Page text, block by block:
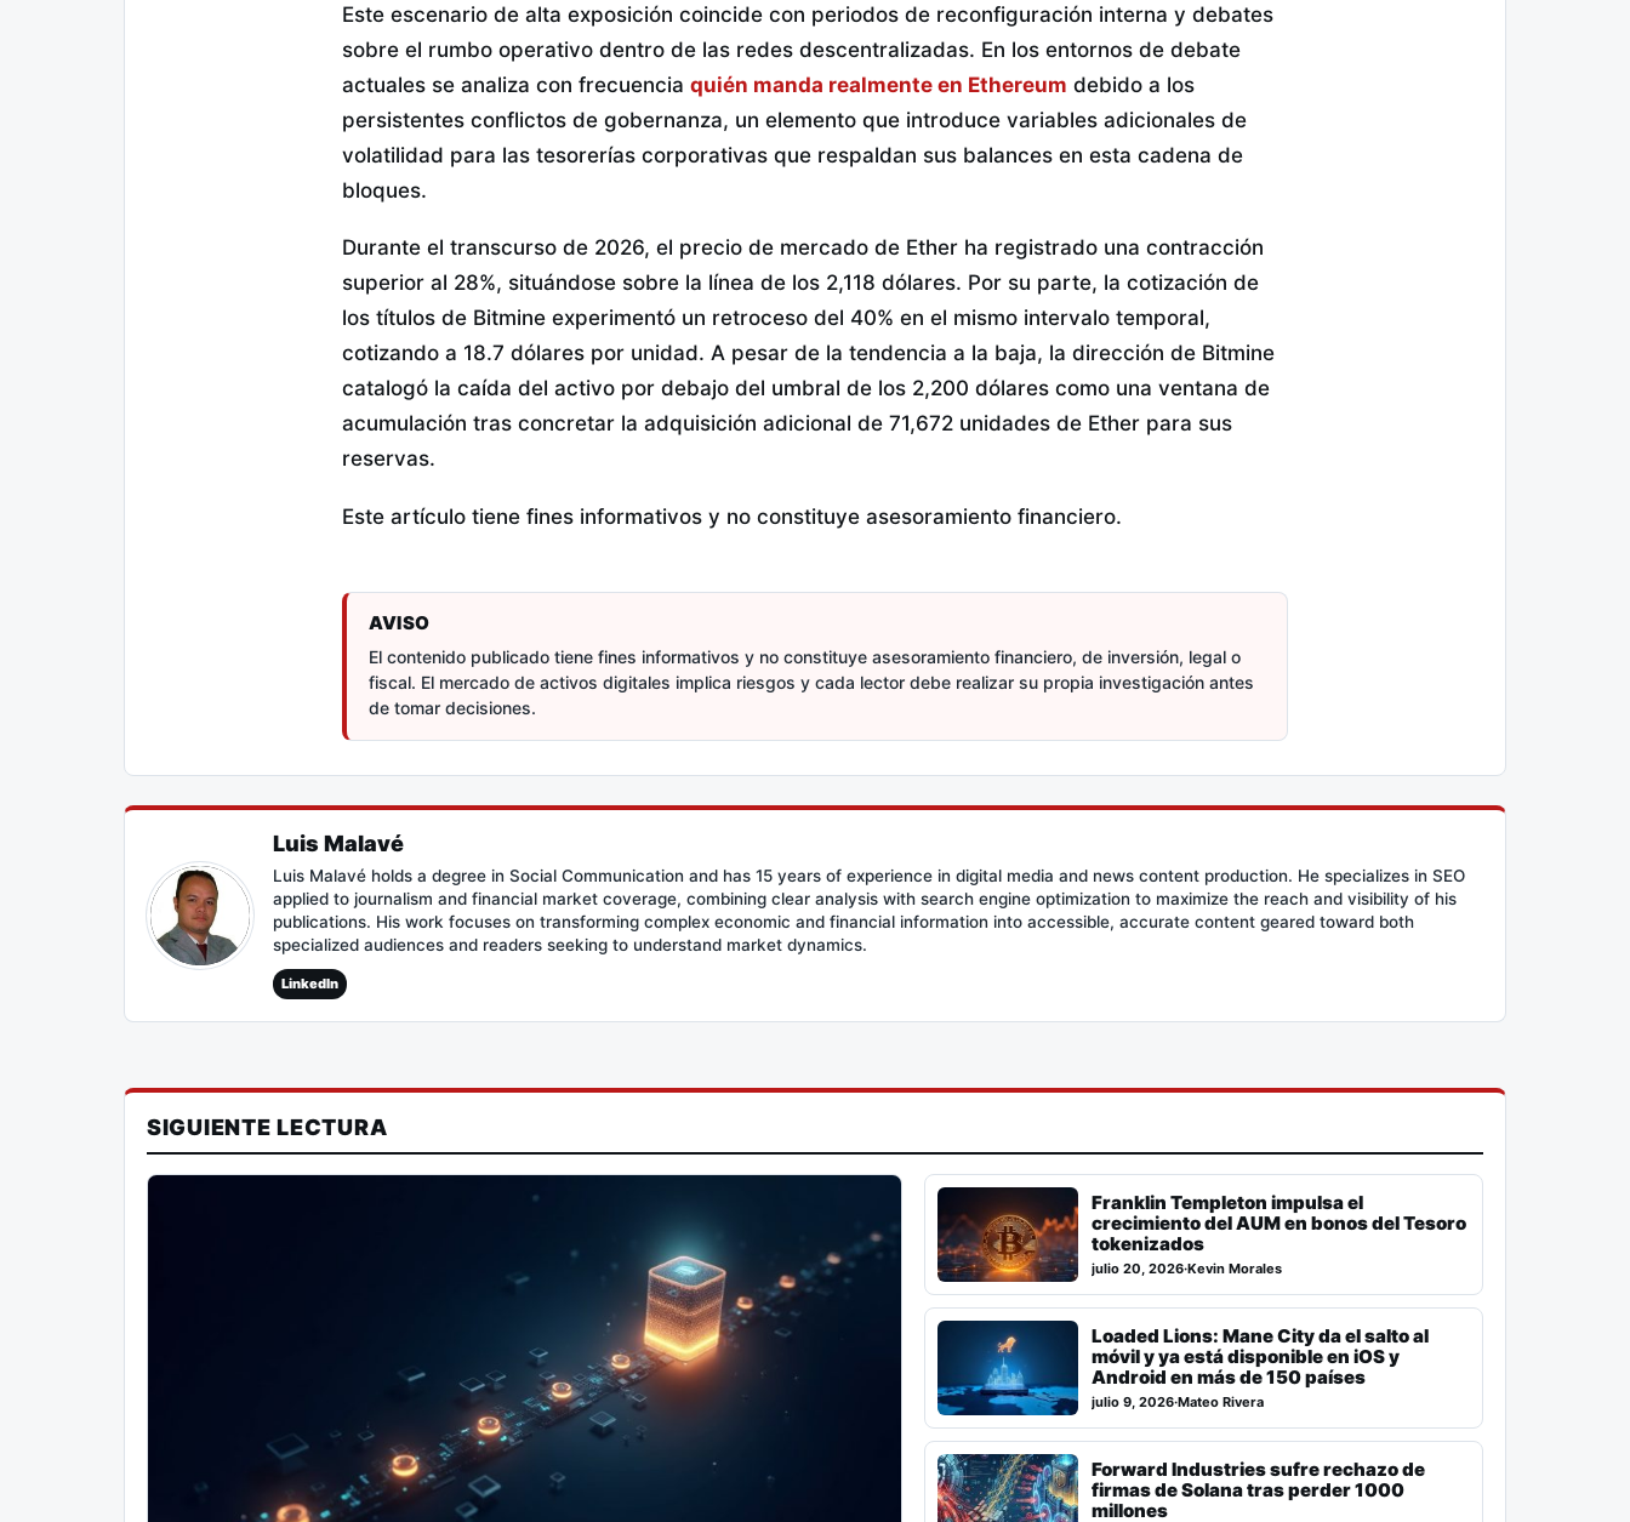
Este escenario de alta exposición coincide con periodos de reconfiguración interna y debates
sobre el rumbo operativo dentro de las redes descentralizadas. En los entornos de debate
actuales se analiza con frecuencia quién manda realmente en Ethereum debido a los
persistentes conflictos de gobernanza, un elemento que introduce variables adicionales de
volatilidad para las tesorerías corporativas que respaldan sus balances en esta cadena de
bloques.
Durante el transcurso de 2026, el precio de mercado de Ether ha registrado una contracción
superior al 28%, situándose sobre la línea de los 2,118 dólares. Por su parte, la cotización de
los títulos de Bitmine experimentó un retroceso del 40% en el mismo intervalo temporal,
cotizando a 18.7 dólares por unidad. A pesar de la tendencia a la baja, la dirección de Bitmine
catalogó la caída del activo por debajo del umbral de los 2,200 dólares como una ventana de
acumulación tras concretar la adquisición adicional de 71,672 unidades de Ether para sus
reservas.
Este artículo tiene fines informativos y no constituye asesoramiento financiero.
AVISO
El contenido publicado tiene fines informativos y no constituye asesoramiento financiero, de inversión, legal o
fiscal. El mercado de activos digitales implica riesgos y cada lector debe realizar su propia investigación antes
de tomar decisiones.
Luis Malavé
Luis Malavé holds a degree in Social Communication and has 15 years of experience in digital media and news content production. He specializes in SEO
applied to journalism and financial market coverage, combining clear analysis with search engine optimization to maximize the reach and visibility of his
publications. His work focuses on transforming complex economic and financial information into accessible, accurate content geared toward both
specialized audiences and readers seeking to understand market dynamics.
LinkedIn
SIGUIENTE LECTURA
Franklin Templeton impulsa el
crecimiento del AUM en bonos del Tesoro
tokenizados
julio 20, 2026·Kevin Morales
Loaded Lions: Mane City da el salto al
móvil y ya está disponible en iOS y
Android en más de 150 países
julio 9, 2026·Mateo Rivera
Forward Industries sufre rechazo de
firmas de Solana tras perder 1000
millones